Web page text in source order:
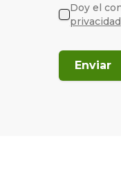
Doy el
privacidad
Enviar